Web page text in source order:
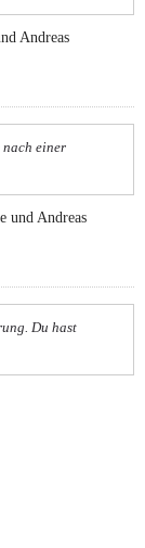
Andreas
nach einer
und Andreas
Du hast